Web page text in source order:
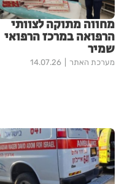
מחווה מתוקה לצוותי
הרפואה במרכז הרפואי
שמיר
מערכת האתר 14.07.26